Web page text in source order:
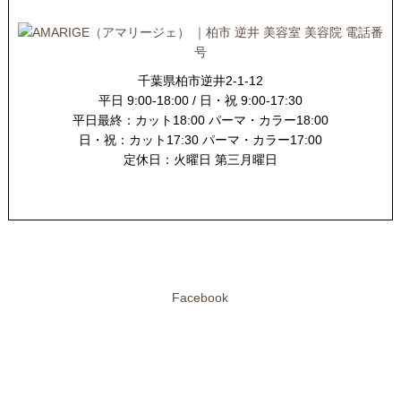
千葉県柏市逆井2-1-12
平日 9:00-18:00 / 日・祝 9:00-17:30
平日最終：カット18:00 パーマ・カラー18:00
日・祝：カット17:30 パーマ・カラー17:00
定休日：火曜日 第三月曜日
Facebook